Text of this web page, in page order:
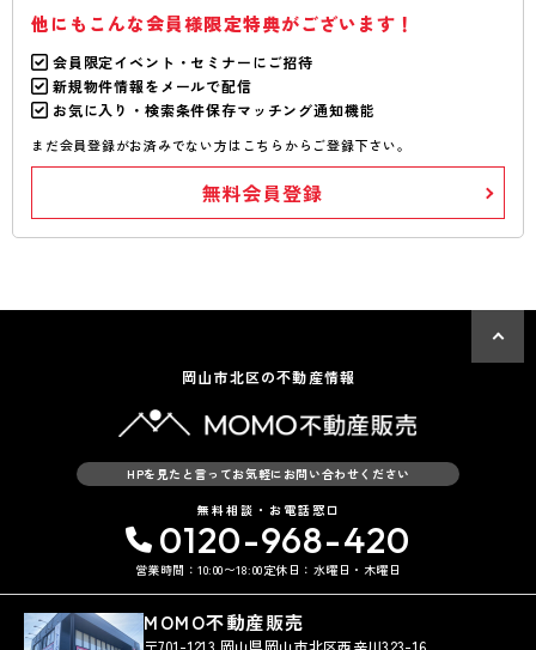
他にもこんな会員様限定特典がございます！
会員限定イベント・セミナーにご招待
新規物件情報をメールで配信
お気に入り・検索条件保存マッチング通知機能
まだ会員登録がお済みでない方はこちらからご登録下さい。
無料会員登録
岡山市北区の不動産情報
HPを見たと言ってお気軽にお問い合わせください
無料相談・お電話窓口
0120-968-420
営業時間：10:00〜18:00定休日：水曜日・木曜日
MOMO不動産販売
〒701-1213 岡山県岡山市北区西辛川323-16